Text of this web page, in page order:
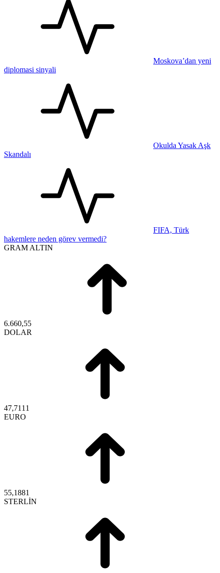
Moskova’dan yeni
diplomasi sinyali
Okulda Yasak Aşk
Skandalı
FIFA, Türk
hakemlere neden görev vermedi?
GRAM ALTIN
6.660,55
DOLAR
47,7111
EURO
55,1881
STERLİN